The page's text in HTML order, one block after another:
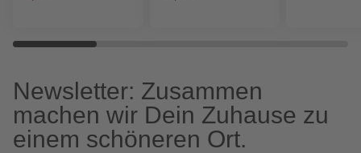
Newsletter: Zusammen
machen wir Dein Zuhause zu
einem schöneren Ort.